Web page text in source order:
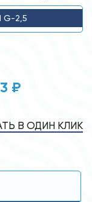
G-2,5
₽
В ОДИН КЛИК